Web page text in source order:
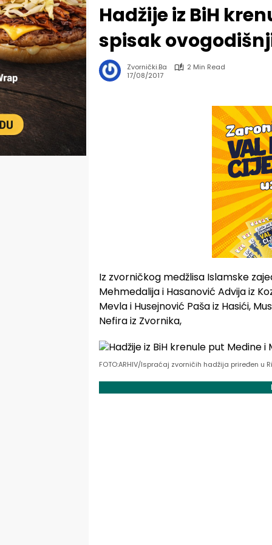
Hadžije iz BiH
spisak
Zvornički.ba
2 Min Read
17/08/2017
Iz zvorničkog medžlisa Islamske
Mehmedalija i Hasanović Advija iz
Mevla i Husejnović Paša iz Hasići,
Nefira iz Zvornika,
FOTO:ARHIV/Ispraćaj zvorničih hadžija priređen u